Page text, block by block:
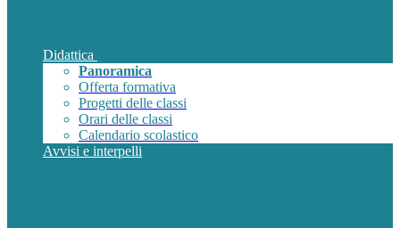
Didattica
Panoramica
Offerta formativa
Progetti delle classi
Orari delle classi
Calendario scolastico
Avvisi e interpelli